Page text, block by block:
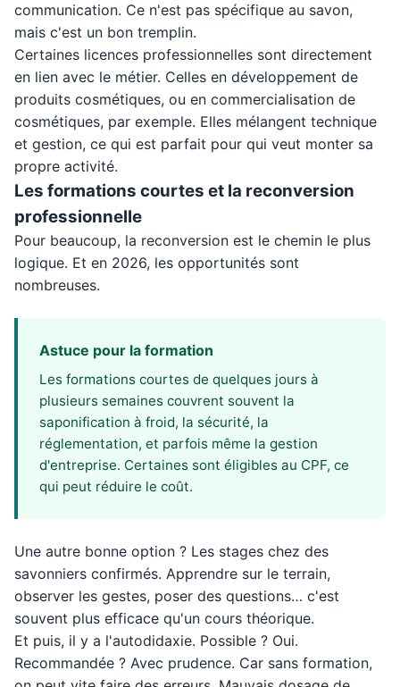
communication. Ce n'est pas spécifique au savon,
mais c'est un bon tremplin.
Certaines licences professionnelles sont directement
en lien avec le métier. Celles en développement de
produits cosmétiques, ou en commercialisation de
cosmétiques, par exemple. Elles mélangent technique
et gestion, ce qui est parfait pour qui veut monter sa
propre activité.
Les formations courtes et la reconversion
professionnelle
Pour beaucoup, la reconversion est le chemin le plus
logique. Et en 2026, les opportunités sont
nombreuses.
Astuce pour la formation
Les formations courtes de quelques jours à
plusieurs semaines couvrent souvent la
saponification à froid, la sécurité, la
réglementation, et parfois même la gestion
d'entreprise. Certaines sont éligibles au CPF, ce
qui peut réduire le coût.
Une autre bonne option ? Les stages chez des
savonniers confirmés. Apprendre sur le terrain,
observer les gestes, poser des questions… c'est
souvent plus efficace qu'un cours théorique.
Et puis, il y a l'autodidaxie. Possible ? Oui.
Recommandée ? Avec prudence. Car sans formation,